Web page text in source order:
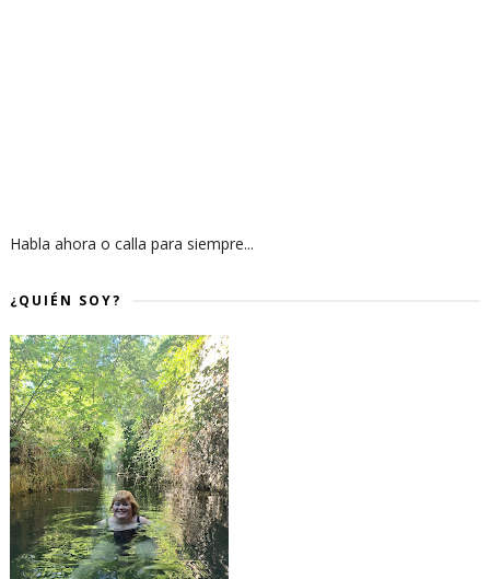
Habla ahora o calla para siempre...
¿QUIÉN SOY?